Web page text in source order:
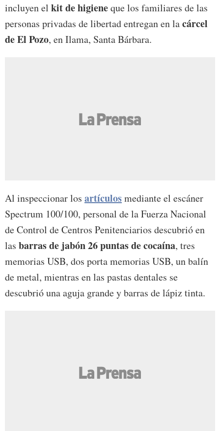
incluyen el kit de higieneque los familiares de las
personas privadas de libertad entregan en lacárcel
de El Pozo, en Ilama, Santa Bárbara.
Al inspeccionar los artículosmediante el escáner
Spectrum 100/100, personal de la Fuerza Nacional
de Control de Centros Penitenciarios descubrió en
las barras de jabón 26 puntas de cocaína, tres
memorias USB, dos porta memorias USB, un balín
de metal, mientras en las pastas dentales se
descubrió una aguja grande y barras de lápiz tinta.